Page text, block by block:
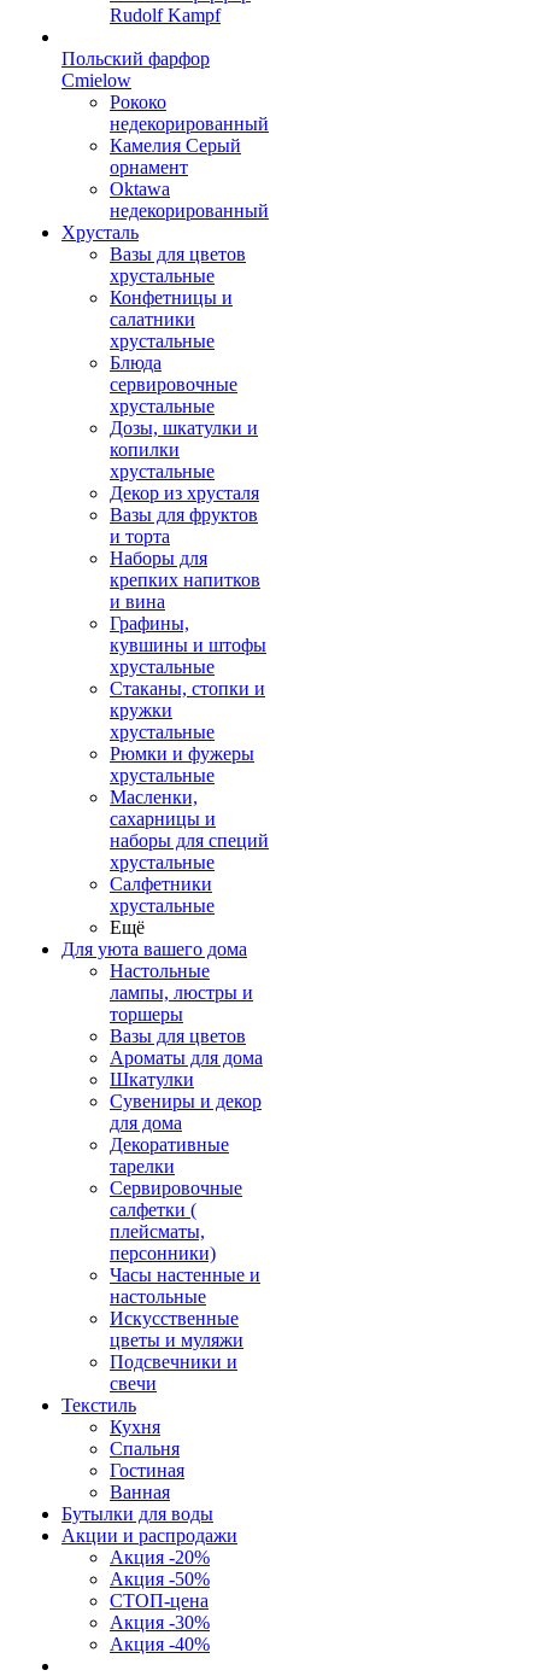
Rudolf Kampf
Польский фарфор
Сmielow
Рококо
недекорированный
Камелия Серый
орнамент
Oktawa
недекорированный
Хрусталь
Вазы для цветов
хрустальные
Конфетницы и
салатники
хрустальные
Блюда
сервировочные
хрустальные
Дозы, шкатулки и
копилки
хрустальные
Декор из хрусталя
Вазы для фруктов
и торта
Наборы для
крепких напитков
и вина
Графины,
кувшины и штофы
хрустальные
Стаканы, стопки и
кружки
хрустальные
Рюмки и фужеры
хрустальные
Масленки,
сахарницы и
наборы для специй
хрустальные
Салфетники
хрустальные
Ещё
Для уюта вашего дома
Настольные
лампы, люстры и
торшеры
Вазы для цветов
Ароматы для дома
Шкатулки
Сувениры и декор
для дома
Декоративные
тарелки
Сервировочные
салфетки (
плейсматы,
персонники)
Часы настенные и
настольные
Искусственные
цветы и муляжи
Подсвечники и
свечи
Текстиль
Кухня
Спальня
Гостиная
Ванная
Бутылки для воды
Акции и распродажи
Акция -20%
Акция -50%
СТОП-цена
Акция -30%
Акция -40%